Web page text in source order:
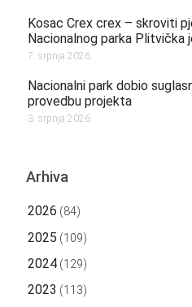
Kosac Crex crex – skroviti
Nacionalnog parka Plitvička
7. srpnja 2026.
Nacionalni park dobio
provedbu projekta
3. srpnja 2026.
Arhiva
2026 (84)
2025 (109)
2024(129)
2023 (113)